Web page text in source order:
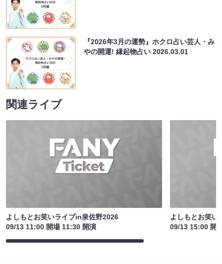
『2026年3月の運勢』ホクロ占い芸人・み
やの開運! 縁起物占い2026.03.01
関連ライブ
よしもとお笑いライブin泉佐野2026
09/13 11:00 開場 11:30 開演
よしもとお笑
09/13 15:00 開